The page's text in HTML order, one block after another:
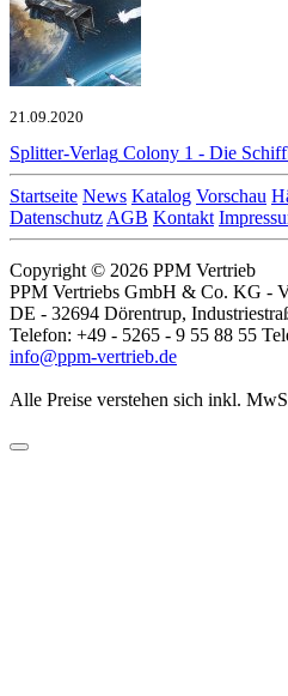
21.09.2020
Splitter-Verlag Colony 1 - Die
Startseite News Katalog Vorschau
Datenschutz AGB Kontakt
Copyright © 2026 PPM Vertrieb
PPM Vertriebs GmbH & Co. KG -
DE - 32694 Dörentrup,
Telefon: +49 - 5265 - 9 55 88 55
info@ppm-vertrieb.de
Alle Preise verstehen sich inkl.